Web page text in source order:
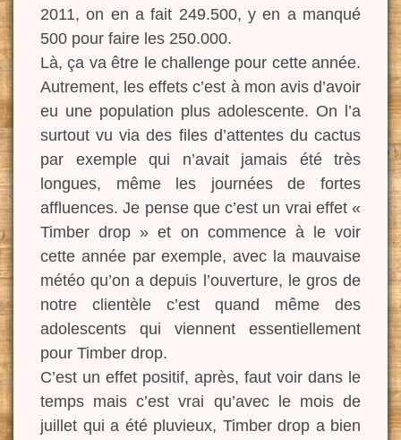
2011, on en a fait 249.500, y en a manqué
500 pour faire les 250.000.
Là, ça va être le challenge pour cette année.
Autrement, les effets c’est à mon avis d’avoir
eu une population plus adolescente. On l’a
surtout vu via des files d’attentes du cactus
par exemple qui n’avait jamais été très
longues, même les journées de fortes
affluences. Je pense que c’est un vrai effet «
Timber drop » et on commence à le voir
cette année par exemple, avec la mauvaise
météo qu’on a depuis l’ouverture, le gros de
notre clientèle c’est quand même des
adolescents qui viennent essentiellement
pour Timber drop.
C’est un effet positif, après, faut voir dans le
temps mais c’est vrai qu’avec le mois de
juillet qui a été pluvieux, Timber drop a bien